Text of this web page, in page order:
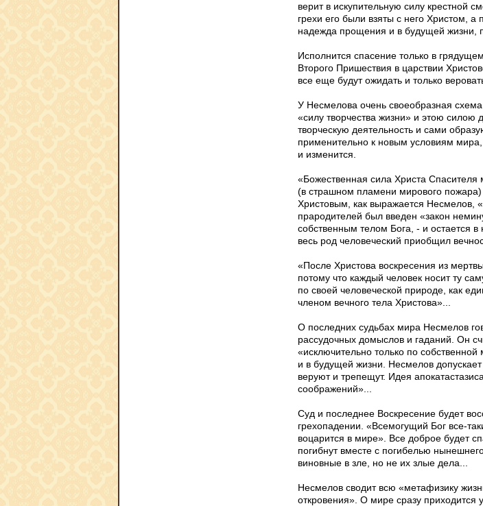
верит в искупительную силу крестной
грехи его были взяты с него Христом, а
надежда прощения и в будущей жизни,
Испол­нится спасение только в
Второго Пришествия в царствии
все еще будут ожидать и только
У Несмелова очень своеобраз­ная
«силу творчества жизни» и этою
творческую деятельность и сами
применительно к новым условиям
и изменится.
«Божественная сила Хри­ста Спасителя
(в страшном пламени мирового
Христовым, как выражается Несмелов,
прародителей был введен «закон
собственным телом Бога, - и остается
весь род человеческий приобщил
«После Христова воскресения из
потому что каждый человек носит ту
по своей человеческой природе, как
членом вечного тела Христова»...
О последних судьбах мира Несмелов
рассудочных домыслов и гаданий. Он
«исключительно только по
и в будущей жизни. Несмелов
веруют и трепещут. Идея
соображений»...
Суд и последнее Воскресение будет
грехопадении. «Всемогущий Бог все-
воцарится в мире». Все доброе будет
погибнут вместе с погибелью
виновные в зле, но не их злые дела...
Несмелов сводит всю «метафизику
откровения». О мире сразу приходится